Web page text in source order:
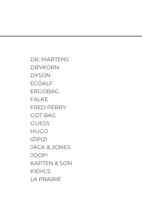
DR. MARTENS
DRYKORN
DYSON
ECOALF
ERGOBAG
FALKE
FRED PERRY
GOT BAG
GUESS
HUGO
IZIPIZI
JACK & JONES
JOOP!
KAPTEN & SON
KIEHL’S
LA PRAIRIE